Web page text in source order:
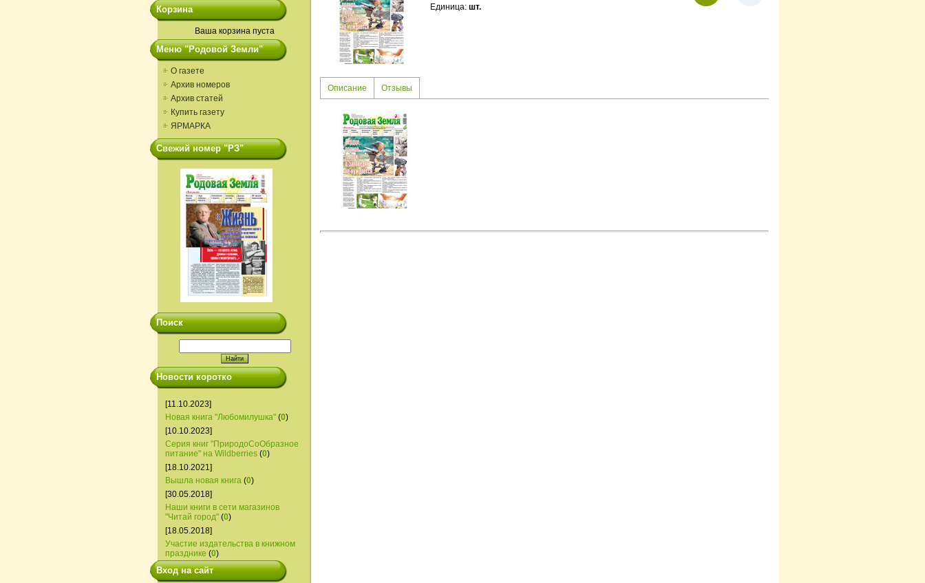
Корзина
Ваша корзина пуста
Меню "Родовой Земли"
О газете
Архив номеров
Архив статей
Купить газету
ЯРМАРКА
Свежий номер "РЗ"
Поиск
Новости коротко
[11.10.2023]
Новая книга "Любомилушка" (0)
[10.10.2023]
Серия книг "ПриродоСоОбразное
питание" на Wildberries (0)
[18.10.2021]
Вышла новая книга (0)
[30.05.2018]
Наши книги в сети магазинов
"Читай город" (0)
[18.05.2018]
Участие издательства в книжном
празднике (0)
Вход на сайт
Единица: шт.
Описание Отзывы